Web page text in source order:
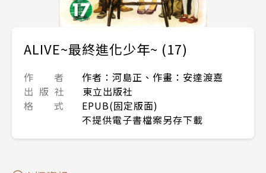
ALIVE~最終進化少年~ (17)
作 者
作者：河島正、作畫：安達渡嘉
出 版 社
東立出版社
格 式
EPUB(固定版面)
不提供電子書檔案另存下載